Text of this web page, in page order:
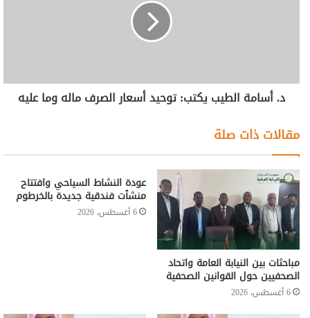
د. أسامة الطيب يكتب: توحيد أسعار الصرف ماله وما عليه
مقالات ذات صلة
مباحثات بين النيابة العامة واتحاد
الصحفيين حول القوانين الصحفية
6 أغسطس، 2026
عودة النشاط السياحي وافتتاح
منشٱت فندقية جديدة بالخرطوم
6 أغسطس، 2026